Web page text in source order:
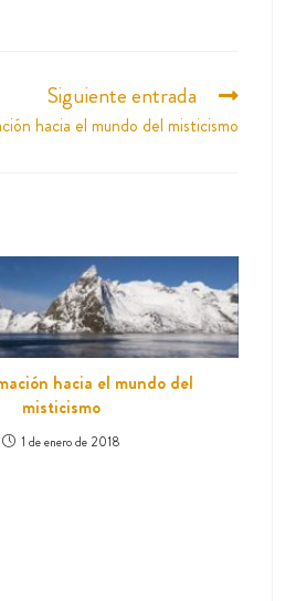
Siguiente entrada
hacia el mundo del misticismo
hacia el mundo del
misticismo
1 de enero de 2018